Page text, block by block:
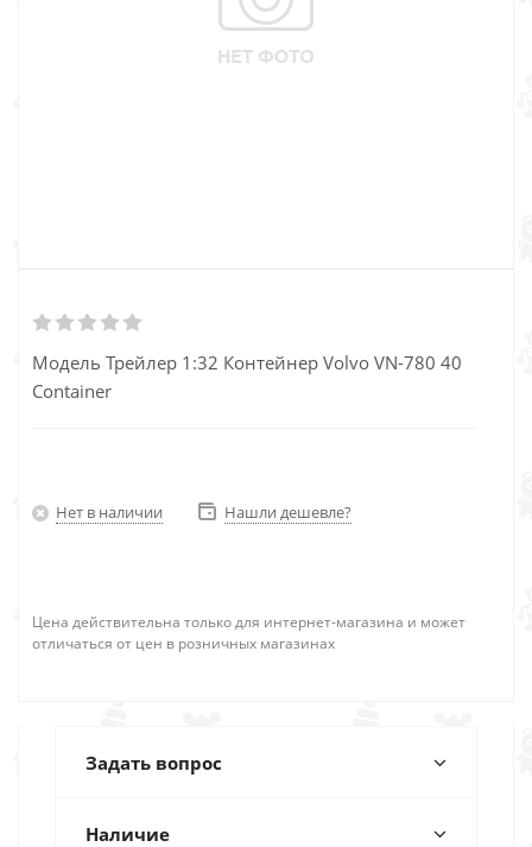
Модель Трейлер 1:32 Контейнер Volvo VN-780 40
Container
Нет в наличии Нашли дешевле?
Цена действительна только для интернет-магазина и может
отличаться от цен в розничных магазинах
Задать вопрос
Наличие